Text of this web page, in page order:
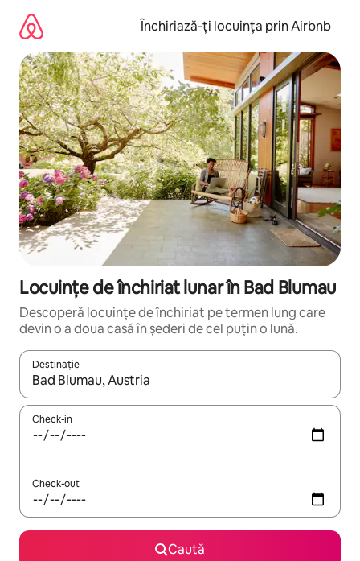
mergi
conținut
Închiriază-ți locuința prin Airbnb
Locuințe de închiriat lunar în Bad Blumau
Descoperă locuințe de închiriat pe termen lung care
devin o a doua casă în șederi de cel puțin o lună.
Destinație
Când se încarcă rezultatele, navighează folosind tastele
Check-in
Check-out
Caută